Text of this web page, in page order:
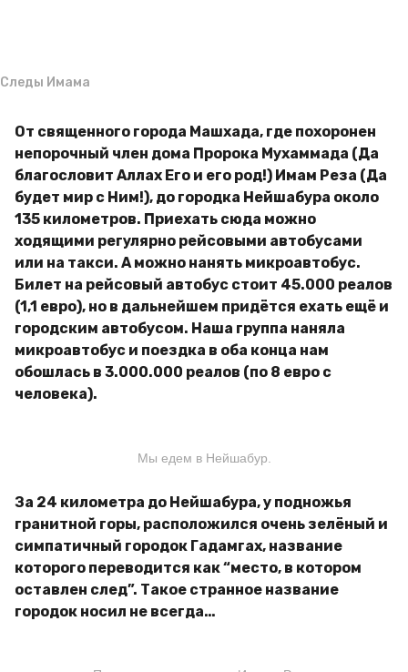
Следы Имама
От священного города Машхада, где похоронен
непорочный член дома Пророка Мухаммада (Да
благословит Аллах Его и его род!) Имам Реза (Да
будет мир с Ним!), до городка Нейшабура около
135 километров. Приехать сюда можно
ходящими регулярно рейсовыми автобусами
или на такси. А можно нанять микроавтобус.
Билет на рейсовый автобус стоит 45.000 реалов
(1,1 евро), но в дальнейшем придётся ехать ещё и
городским автобусом. Наша группа наняла
микроавтобус и поездка в оба конца нам
обошлась в 3.000.000 реалов (по 8 евро с
человека).
Мы едем в Нейшабур.
За 24 километра до Нейшабура, у подножья
гранитной горы, расположился очень зелёный и
симпатичный городок Гадамгах, название
которого переводится как “место, в котором
оставлен след”. Такое странное название
городок носил не всегда…